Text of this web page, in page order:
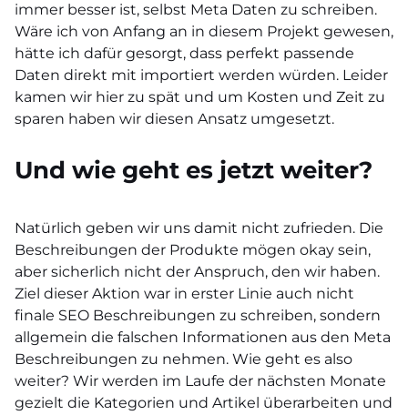
immer besser ist, selbst Meta Daten zu schreiben.
Wäre ich von Anfang an in diesem Projekt gewesen,
hätte ich dafür gesorgt, dass perfekt passende
Daten direkt mit importiert werden würden. Leider
kamen wir hier zu spät und um Kosten und Zeit zu
sparen haben wir diesen Ansatz umgesetzt.
Und wie geht es jetzt weiter?
Natürlich geben wir uns damit nicht zufrieden. Die
Beschreibungen der Produkte mögen okay sein,
aber sicherlich nicht der Anspruch, den wir haben.
Ziel dieser Aktion war in erster Linie auch nicht
finale SEO Beschreibungen zu schreiben, sondern
allgemein die falschen Informationen aus den Meta
Beschreibungen zu nehmen. Wie geht es also
weiter? Wir werden im Laufe der nächsten Monate
gezielt die Kategorien und Artikel überarbeiten und